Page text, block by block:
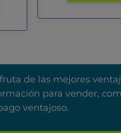
de las mejores
para vender,
ventajoso.